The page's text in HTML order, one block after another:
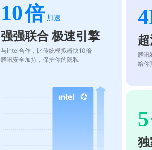
10倍 加速
强强联合 极速引擎
与intel合作，比传统模拟器快10倍
腾讯安全加持，保护你的隐私
腾讯
给你
5